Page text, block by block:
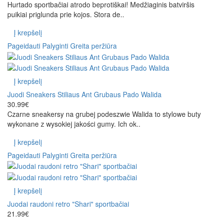
Hurtado sportbačiai atrodo beprotiškai! Medžiaginis batviršis
puikiai priglunda prie kojos. Stora de..
Į krepšelį
Pageidauti Palyginti Greita peržiūra
Į krepšelį
Juodi Sneakers Stiliaus Ant Grubaus Pado Walida
30.99€
Czarne sneakersy na grubej podeszwie Walida to stylowe buty
wykonane z wysokiej jakości gumy. Ich ok..
Į krepšelį
Pageidauti Palyginti Greita peržiūra
Į krepšelį
Juodai raudoni retro "Shari" sportbačiai
21.99€